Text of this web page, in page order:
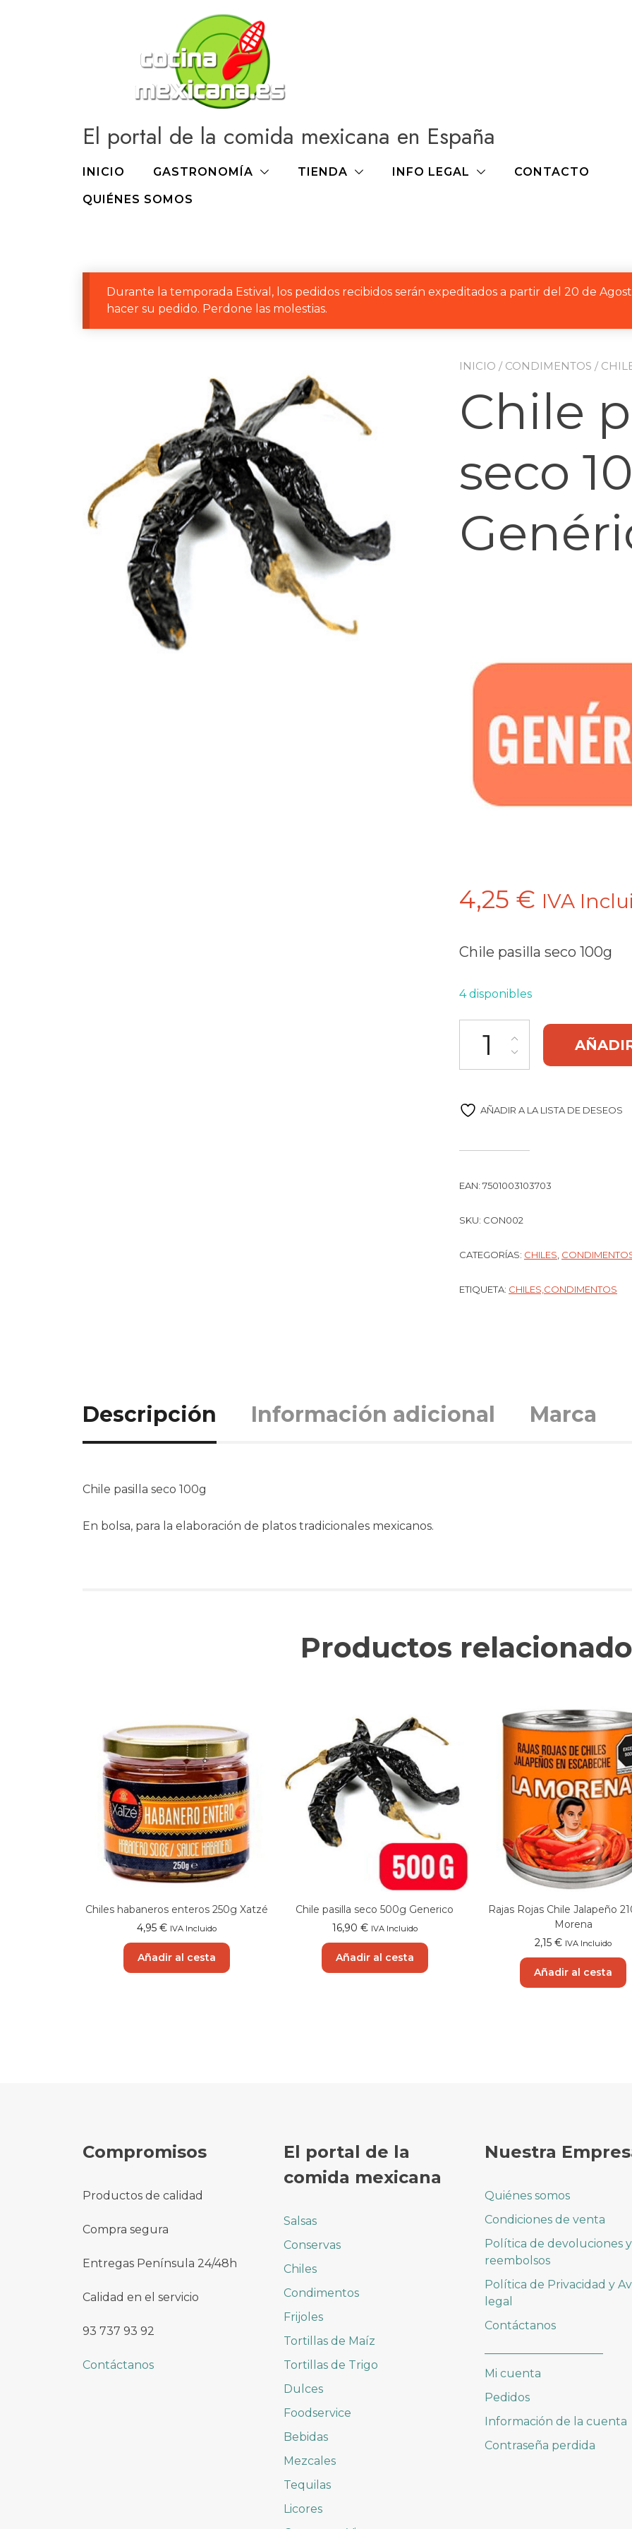
El portal de la comida mexicana en España
INICIO GASTRONOMÍA TIENDA INFO LEGAL CONTACTO
QUIÉNES SOMOS
Durante la temporada Estival, los pedidos recibidos serán expeditados a partir del 20 de
hacer su pedido. Perdone las molestias.
INICIO / CONDIMENTOS /
Chile
seco
4,25 € IVA
Chile pasilla seco 100g
4 disponibles
Chile pasilla seco 100g
AÑADIR A LA LISTA DE DESEOS
EAN: 7501003103703
SKU: CON002
CATEGORÍAS: CHILES
ETIQUETA: CHILES,CONDIMENTOS
Descripción Información adicional Marca
Chile pasilla seco 100g
En bolsa, para la elaboración de platos tradicionales mexicanos.
Productos
Chiles habaneros enteros 250g Xatzé
4,95 € IVA Incluido
Añadir al cesta
Chile pasilla seco 500g Generico
16,90 € IVA Incluido
Añadir al cesta
Rajas Rojas Chile Jalapeño
Morena
2,15€ IVA Incluido
Añadir al cesta
Compromisos
Productos de calidad
Compra segura
Entregas Península 24/48h
Calidad en el servicio
93 737 93 92
Contáctanos
El portal de la
comida mexicana
Salsas
Conservas
Chiles
Condimentos
Frijoles
Tortillas de Maíz
Tortillas de Trigo
Dulces
Foodservice
Bebidas
Mezcales
Tequilas
Licores
Nuestra
Quiénes somos
Condiciones de venta
Política de devoluciones y
reembolsos
Política de Privacidad y
legal
Contáctanos
Mi cuenta
Pedidos
Información de la cuenta
Contraseña perdida